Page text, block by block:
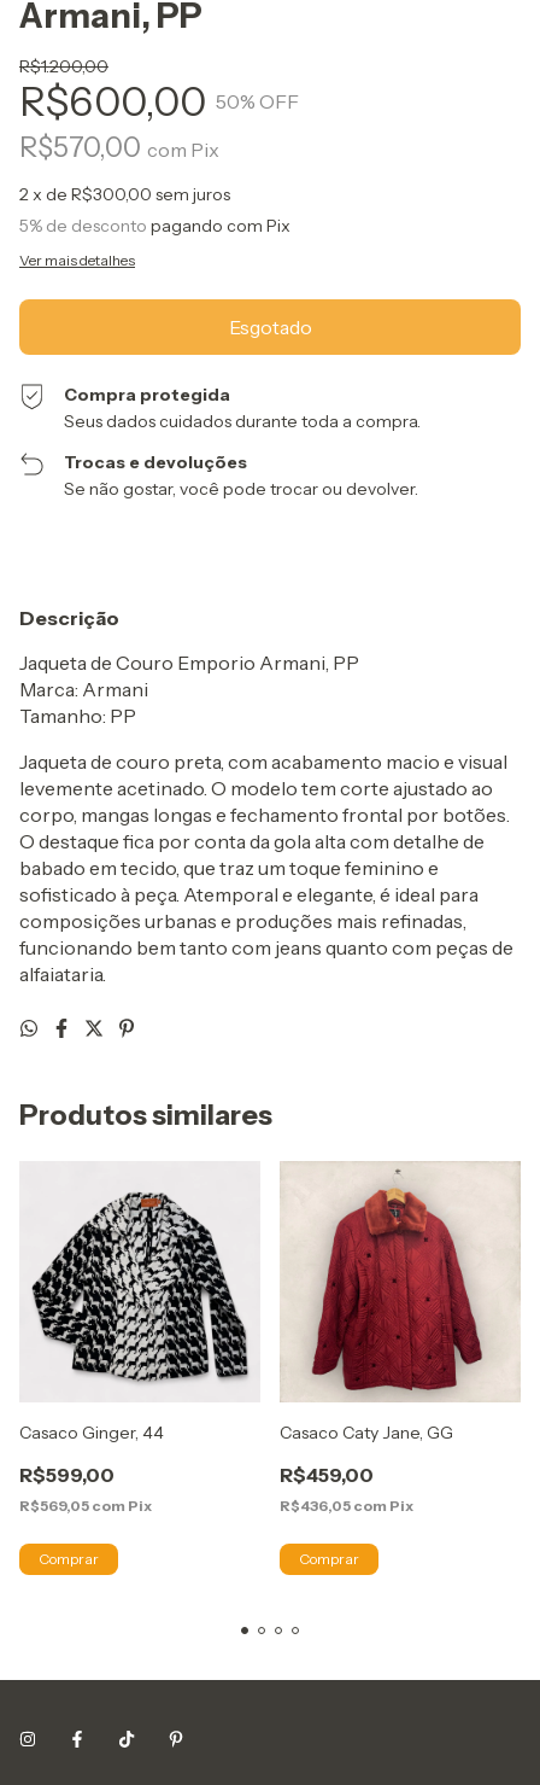
Armani, PP
R$1.200,00
R$600,00 50% OFF
R$570,00 com Pix
2x de R$300,00 sem juros
5% de desconto pagando com Pix
Ver mais detalhes
Compra protegida
Seus dados cuidados durante toda a compra.
Trocas e devoluções
Se não gostar, você pode trocar ou devolver.
Descrição
Jaqueta de Couro Emporio Armani, PP
Marca: Armani
Tamanho: PP
Jaqueta de couro preta, com acabamento macio e visual
levemente acetinado. O modelo tem corte ajustado ao
corpo, mangas longas e fechamento frontal por botões.
O destaque fica por conta da gola alta com detalhe de
babado em tecido, que traz um toque feminino e
sofisticado à peça. Atemporal e elegante, é ideal para
composições urbanas e produções mais refinadas,
funcionando bem tanto com jeans quanto com peças de
alfaiataria.
Produtos similares
Casaco Ginger, 44
R$599,00
R$569,05 com Pix
Casaco Caty Jane, GG
R$459,00
R$436,05 com Pix